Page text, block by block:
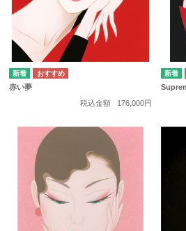
赤い夢
税込金額
176,000円